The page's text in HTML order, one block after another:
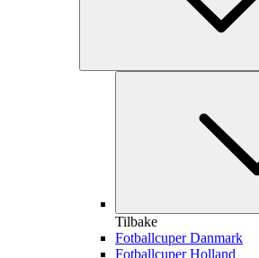
Tilbake
Fotballcuper Danmark
Fotballcuper Holland